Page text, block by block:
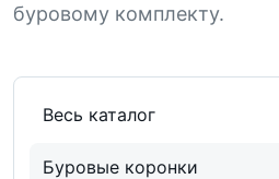
буровому комплекту.
Весь каталог
Буровые коронки